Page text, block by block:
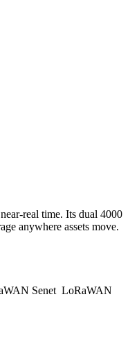
real time. Its dual 4000
anywhere assets move.
Senet LoRaWAN